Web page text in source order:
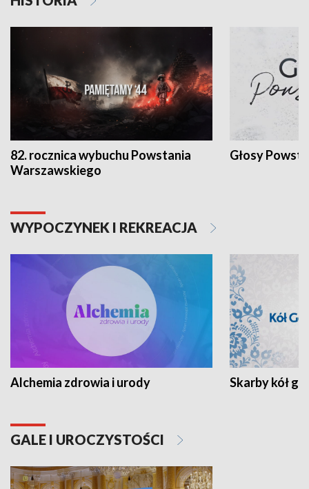
82. rocznica wybuchu Powstania
Warszawskiego
Głosy
WYPOCZYNEK I REKREACJA
Alchemia zdrowia i urody Skarby kół
GALE I UROCZYSTOŚCI